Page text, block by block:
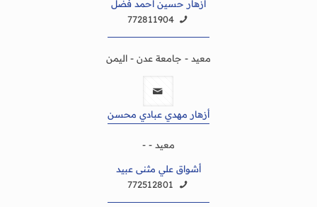
أزهار حسين احمد فضل
772811904
معيد - جامعة عدن - اليمن
أزهار مهدي عبادي محسن
معيد - -
أشواق علي مثنى عبيد
772512801